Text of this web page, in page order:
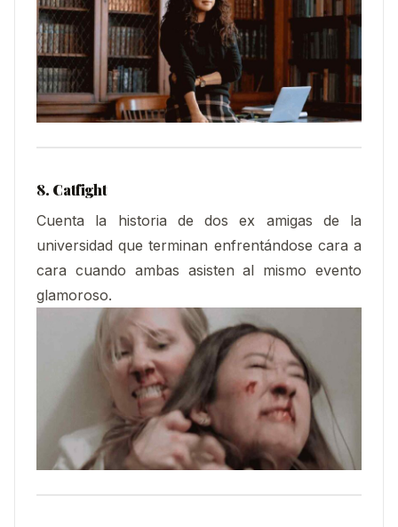
8. Catfight
Cuenta la historia de dos ex amigas de la
universidad que terminan enfrentándose cara a
cara cuando ambas asisten al mismo evento
glamoroso.